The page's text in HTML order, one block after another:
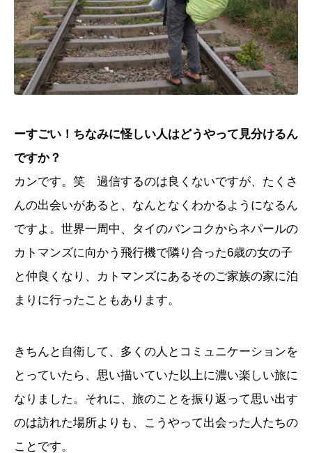
ーすごい！ちなみに怪しい人はどうやって見分けるん
ですか？
カンです。笑 過信するのは良くないですが、たくさ
んの出会いがあると、なんとなくわかるようになるん
ですよ。世界一周中、タイのバンコクからネパールの
カトマンズに向かう飛行機で隣り合った6歳の女の子
と仲良くなり、カトマンズにあるそのご家族の家に泊
まりに行ったこともあります。
きちんと自衛して、多くの人とコミュニケーションを
とっていたら、思い描いていた以上に濃い楽しい旅に
なりました。それに、旅のことを振り返って思い出す
のは訪れた場所よりも、こうやって出会った人たちの
ことです。